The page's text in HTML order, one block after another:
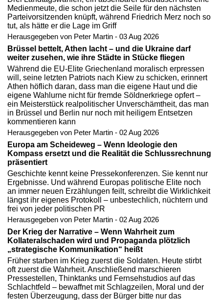
Medienmeute, die schon jetzt die Seile für den nächsten
Parteivorsitzenden knüpft, während Friedrich Merz noch so
tut, als hätte er die Lage im Griff
Herausgegeben von Peter Martin - 03 Aug 2026
Brüssel bettelt, Athen lacht – und die Ukraine darf
weiter zusehen, wie ihre Städte in Stücke fliegen
Während die EU-Elite Griechenland moralisch erpressen
will, seine letzten Patriots nach Kiew zu schicken, erinnert
Athen höflich daran, dass man die eigene Haut und die
eigene Wahlurne nicht für fremde Söldnerkriege opfert –
ein Meisterstück realpolitischer Unverschämtheit, das man
in Brüssel und Berlin nur noch mit heiligem Entsetzen
kommentieren kann
Herausgegeben von Peter Martin - 02 Aug 2026
Europa am Scheideweg – Wenn Ideologie den
Kompass ersetzt und die Realität die Schlussrechnung
präsentiert
Geschichte kennt keine Pressekonferenzen. Sie kennt nur
Ergebnisse. Und während Europas politische Elite noch
an immer neuen Erzählungen feilt, schreibt die Wirklichkeit
längst ihr eigenes Protokoll – unbestechlich, nüchtern und
frei von jeder politischen PR
Herausgegeben von Peter Martin - 02 Aug 2026
Der Krieg der Narrative – Wenn Wahrheit zum
Kollateralschaden wird und Propaganda plötzlich
„strategische Kommunikation“ heißt
Früher starben im Krieg zuerst die Soldaten. Heute stirbt
oft zuerst die Wahrheit. Anschließend marschieren
Pressestellen, Thinktanks und Fernsehstudios auf das
Schlachtfeld – bewaffnet mit Schlagzeilen, Moral und der
festen Überzeugung, dass der Bürger bitte nur das